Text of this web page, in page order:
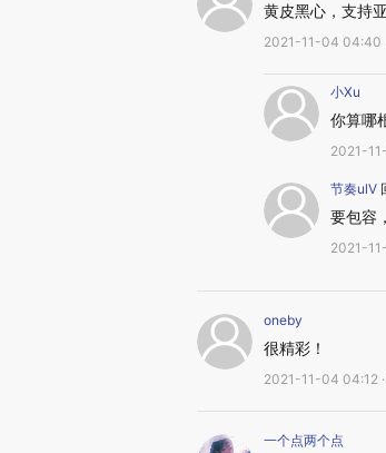
黄皮黑心，支持
2021-11-04 04:40
小Xu
你算哪
2021-
节奏ulV
要包容
2021-
oneby
很精彩！
2021-11-04 04:12
一个点两个点